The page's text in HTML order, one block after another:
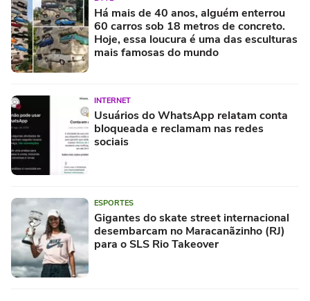
Há mais de 40 anos, alguém enterrou
60 carros sob 18 metros de concreto.
Hoje, essa loucura é uma das esculturas
mais famosas do mundo
INTERNET
Usuários do WhatsApp relatam conta
bloqueada e reclamam nas redes
sociais
ESPORTES
Gigantes do skate street internacional
desembarcam no Maracanãzinho (RJ)
para o SLS Rio Takeover